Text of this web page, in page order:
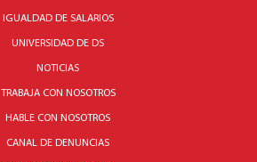
IGUALDAD DE SALARIOS
UNIVERSIDAD DE DS
NOTICIAS
TRABAJA CON NOSOTROS
HABLE CON NOSOTROS
CANAL DE DENUNCIAS